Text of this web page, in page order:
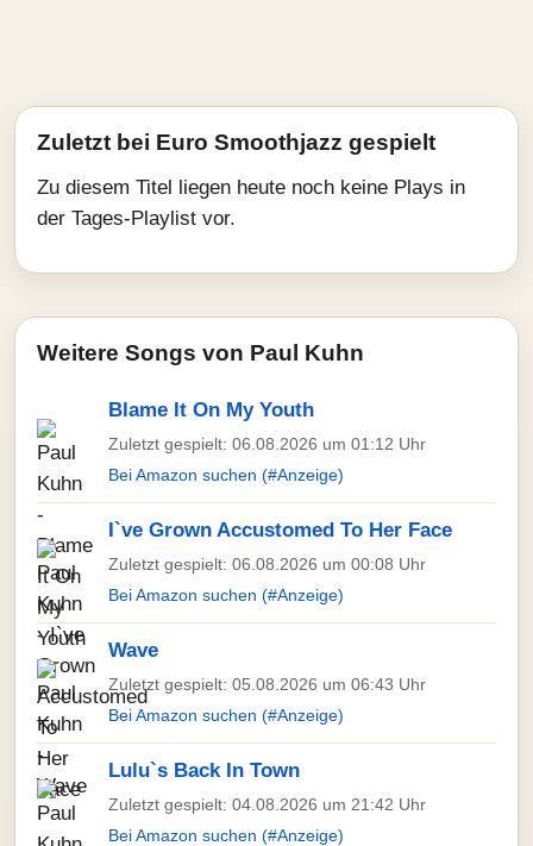
Zuletzt bei Euro Smoothjazz gespielt
Zu diesem Titel liegen heute noch keine Plays in
der Tages-Playlist vor.
Weitere Songs von Paul Kuhn
Blame It On My Youth
Zuletzt gespielt: 06.08.2026 um 01:12 Uhr
Bei Amazon suchen (#Anzeige)
I`ve Grown Accustomed To Her Face
Zuletzt gespielt: 06.08.2026 um 00:08 Uhr
Bei Amazon suchen (#Anzeige)
Wave
Zuletzt gespielt: 05.08.2026 um 06:43 Uhr
Bei Amazon suchen (#Anzeige)
Lulu`s Back In Town
Zuletzt gespielt: 04.08.2026 um 21:42 Uhr
Bei Amazon suchen (#Anzeige)